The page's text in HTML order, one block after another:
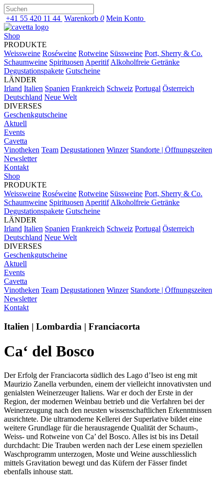
+41 55 420 11 44 Warenkorb 0 Mein Konto
Shop
PRODUKTE
Weissweine Roséweine Rotweine Süssweine Port, Sherry & Co.
Schaumweine Spirituosen Aperitif Alkoholfreie Getränke
Degustationspakete Gutscheine
LÄNDER
Irland Italien Spanien Frankreich Schweiz Portugal Österreich
Deutschland Neue Welt
DIVERSES
Geschenkgutscheine
Aktuell
Events
Cavetta
Vinotheken Team Degustationen Winzer Standorte | Öffnungszeiten
Newsletter
Kontakt
Shop
PRODUKTE
Weissweine Roséweine Rotweine Süssweine Port, Sherry & Co.
Schaumweine Spirituosen Aperitif Alkoholfreie Getränke
Degustationspakete Gutscheine
LÄNDER
Irland Italien Spanien Frankreich Schweiz Portugal Österreich
Deutschland Neue Welt
DIVERSES
Geschenkgutscheine
Aktuell
Events
Cavetta
Vinotheken Team Degustationen Winzer Standorte | Öffnungszeiten
Newsletter
Kontakt
Italien | Lombardia | Franciacorta
Ca‘ del Bosco
Der Erfolg der Franciacorta südlich des Lago d’Iseo ist eng mit
Maurizio Zanella verbunden, einem der vielleicht innovativsten und
genialsten Weinerzeuger Italiens. War er doch der Erste in der
Region, der modernen Weinbau betrieb und die Verfahren bei der
Weinerzeugung nach den neusten wissenschaftlichen Erkenntnissen
ausrichtete. Die ultramoderne Kellerei der Superlative bildet eine
weitere Grundlage für die herausragende Qualität der Schaum-,
Weiss- und Rotweine von Ca’ del Bosco. Alles ist bis ins Detail
durchdacht: Die Trauben werden nach der Lese einem speziellen
Waschprogramm unterzogen, Moste und Weine ausschliesslich
mittels Gravitation bewegt und das Küfern der Fässer findet
ebenfalls inhouse statt.